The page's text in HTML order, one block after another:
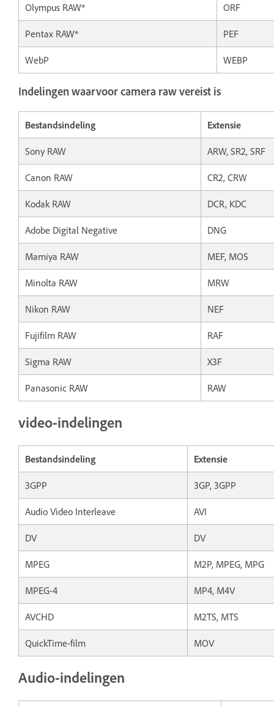
Olympus RAW* ORF
Pentax RAW* PEF
WebP WEBP
Indelingen waarvoor camera raw vereist is
Bestandsindeling Extensie
Sony RAW ARW, SR2, SRF
Canon RAW CR2, CRW
Kodak RAW DCR, KDC
Adobe Digital Negative DNG
Mamiya RAW MEF, MOS
Minolta RAW MRW
Nikon RAW NEF
Fujifilm RAW RAF
Sigma RAW X3F
Panasonic RAW RAW
video-indelingen
Bestandsindeling Extensie
3GPP 3GP, 3GPP
Audio Video Interleave AVI
DV DV
MPEG M2P, MPEG, MPG
MPEG-4 MP4, M4V
AVCHD M2TS, MTS
QuickTime-film MOV
Audio-indelingen